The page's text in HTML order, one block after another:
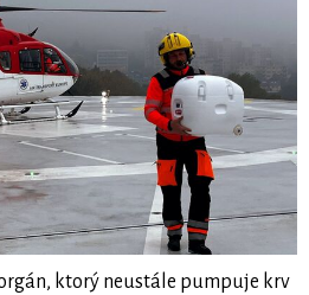
ktorý neustále pumpuje krv